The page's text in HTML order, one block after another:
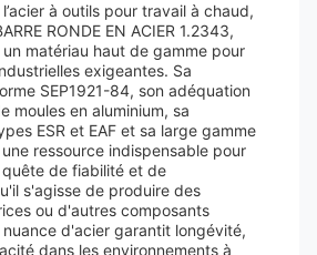
l’acier à outils pour travail à chaud,
RONDE EN ACIER 1.2343,
un matériau haut de gamme pour
exigeantes. Sa
SEP1921-84, son adéquation
moules en aluminium, sa
ESR et EAF et sa large gamme
ressource indispensable pour
de fiabilité et de
s'agisse de produire des
ou d'autres composants
d'acier garantit longévité,
dans les environnements à